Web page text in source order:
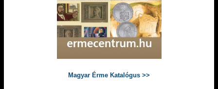
Magyar Érme Katalógus >>